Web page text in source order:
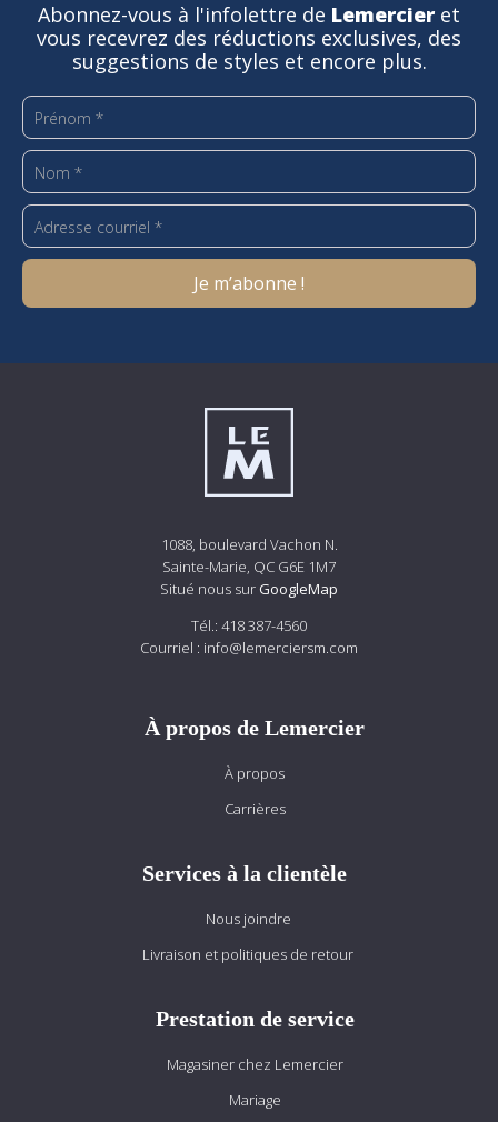
Abonnez-vous à l'infolettre de Lemercier et
vous recevrez des réductions exclusives, des
suggestions de styles et encore plus.
1088, boulevard Vachon N.
Sainte-Marie, QC G6E 1M7
Situé nous sur GoogleMap
Tél.: 418 387-4560
Courriel : info@lemerciersm.com
À propos de Lemercier
À propos
Carrières
Services à la clientèle
Nous joindre
Livraison et politiques de retour
Prestation de service
Magasiner chez Lemercier
Mariage